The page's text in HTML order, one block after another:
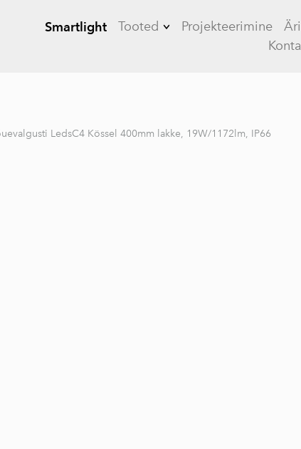
Smartlight Tooted
Üldvalgustid
Projekteerimine
LedsC4 Kössel 400mm lakke, 19W/1172lm, IP66